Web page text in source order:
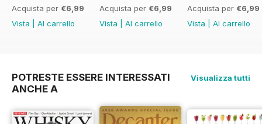
Acquista per €6,99
Vista
Al carrello
Acquista per €6,99
Vista
Al carrello
Acquista per €6,99
Vista
Al carrello
POTRESTE ESSERE INTERESSATI
ANCHE A
Visualizza tutti